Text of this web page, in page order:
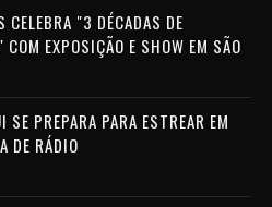
CELEBRA "3 DÉCADAS DE
EXPOSIÇÃO E SHOW EM SÃO
SE PREPARA PARA ESTREAR EM
DE RÁDIO